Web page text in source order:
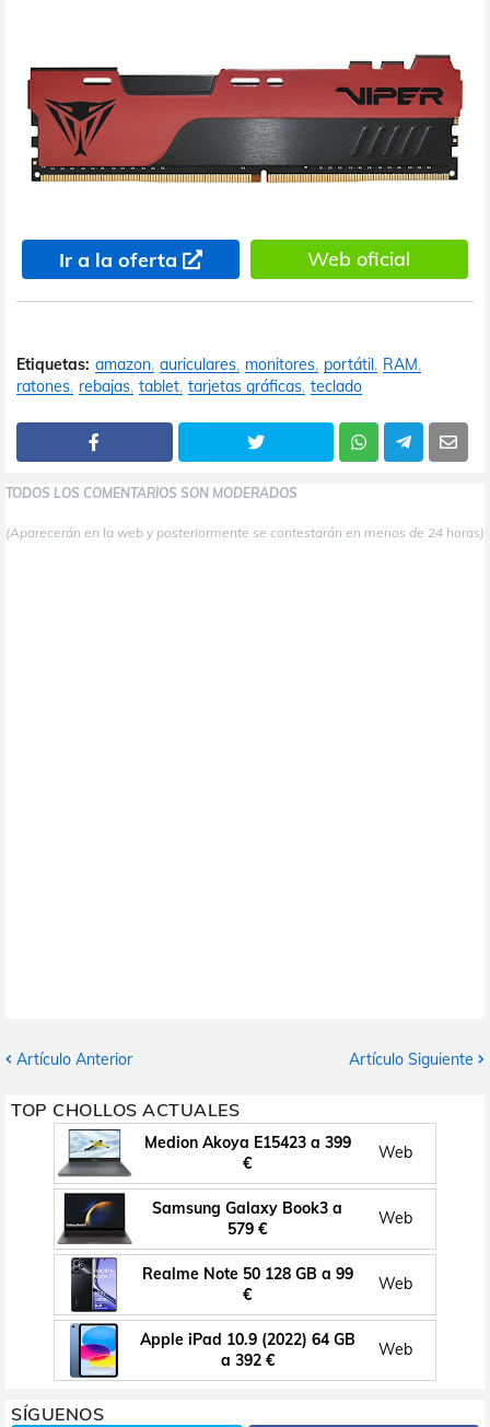
Ir a la oferta Web oficial
Etiquetas: amazon auriculares monitores portátil RAM
ratones rebajas tablet tarjetas gráficas teclado
TODOS LOS COMENTARIOS SON MODERADOS
(Aparecerán en la web y posteriormente se contestarán en menos de 24 horas)
Artículo Anterior Artículo Siguiente
TOP CHOLLOS ACTUALES
Medion Akoya E15423 a 399
€
Web
Samsung Galaxy Book3 a
579 €
Web
Realme Note 50 128 GB a 99
€
Web
Apple iPad 10.9 (2022) 64 GB
a 392 €
Web
SÍGUENOS